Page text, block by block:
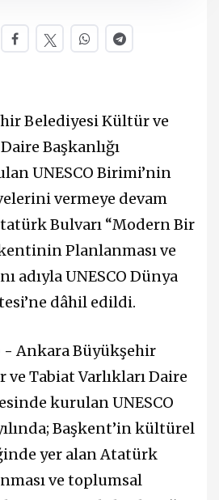
Belediyesi Kültür ve
Başkanlığı
UNESCO Birimi’nin
vermeye devam
Bulvarı “Modern Bir
Planlanması ve
adıyla UNESCO Dünya
dâhil edildi.
- Ankara Büyükşehir
Tabiat Varlıkları Daire
kurulan UNESCO
Başkent’in kültürel
yer alan Atatürk
ve toplumsal